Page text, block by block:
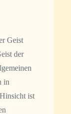
Geist
der
in
ist